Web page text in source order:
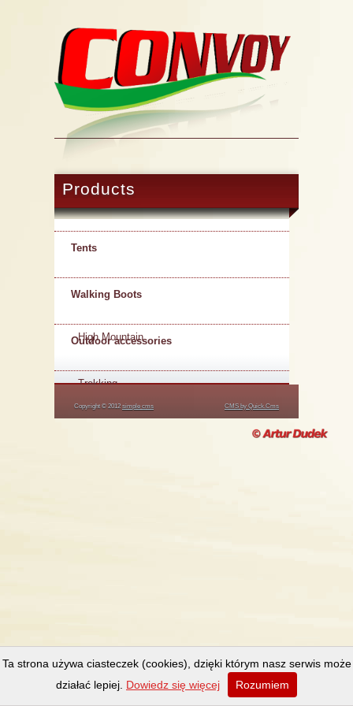
Products
Tents
Walking Boots
High Mountain
Trekking
Outdoor accessories
Copyright © 2012 simple cms CMS by Quick.Cms
Ta strona używa ciasteczek (cookies), dzięki którym nasz serwis może
działać lepiej. Dowiedz się więcej Rozumiem